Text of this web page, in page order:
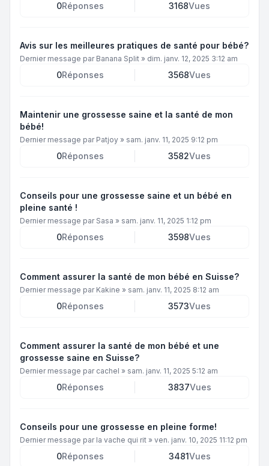
0Réponses 3168Vues
Avis sur les meilleures pratiques de santé pour bébé?
Dernier message par Banana Split » dim. janv. 12, 2025 3:12 am
0Réponses 3568Vues
Maintenir une grossesse saine et la santé de mon
bébé!
Dernier message par Patjoy » sam. janv. 11, 2025 9:12 pm
0Réponses 3582Vues
Conseils pour une grossesse saine et un bébé en
pleine santé !
Dernier message par Sasa » sam. janv. 11, 2025 1:12 pm
0Réponses 3598Vues
Comment assurer la santé de mon bébé en Suisse?
Dernier message par Kakine » sam. janv. 11, 2025 8:12 am
0Réponses 3573Vues
Comment assurer la santé de mon bébé et une
grossesse saine en Suisse?
Dernier message par cachel » sam. janv. 11, 2025 5:12 am
0Réponses 3837Vues
Conseils pour une grossesse en pleine forme!
Dernier message par la vache qui rit » ven. janv. 10, 2025 11:12 pm
0Réponses 3481Vues